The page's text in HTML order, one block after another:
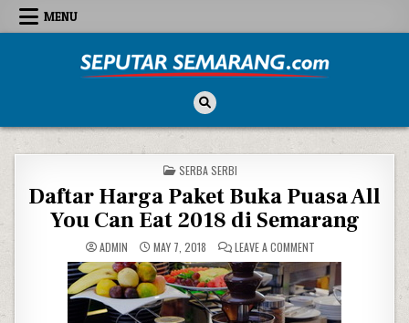
Skip to content
MENU
POSTED IN
SERBA SERBI
Daftar Harga Paket Buka Puasa All
You Can Eat 2018 di Semarang
ADMIN MAY 7, 2018 LEAVE A COMMENTON DAFTAR HARGA